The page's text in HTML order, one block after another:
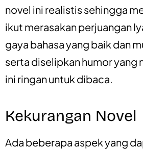
novel ini realistis sehingga
ikut merasakan perjuangan
gaya bahasa yang baik dan
serta diselipkan humor yang
ini ringan untuk dibaca.
Kekurangan Novel
Ada beberapa aspek yang